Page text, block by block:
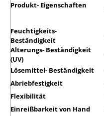
Produkt- Eigenschaften
Feuchtigkeits-
Beständigkeit
Alterungs- Beständigkeit
(UV)
Lösemittel- Beständigkeit
Abriebfestigkeit
Flexibilität
Einreißbarkeit von Hand